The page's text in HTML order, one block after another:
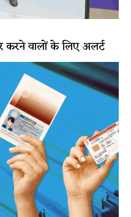
वालों के लिए अलर्ट